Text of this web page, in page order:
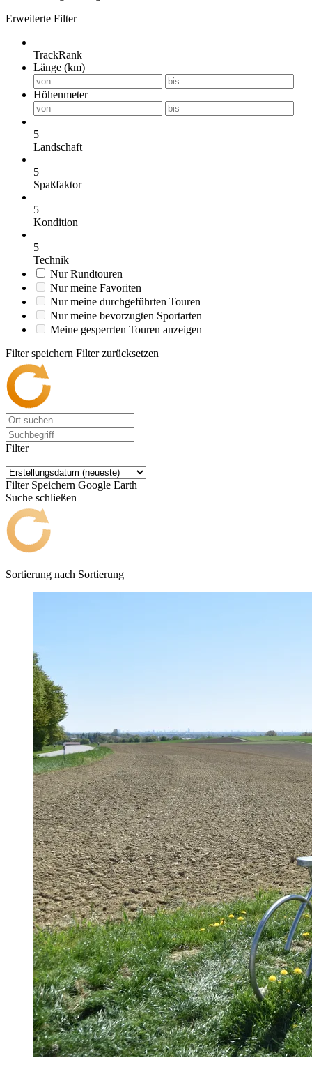
Erweiterte Filter
TrackRank
Länge (km)
Höhenmeter
5
Landschaft
5
Spaßfaktor
5
Kondition
5
Technik
Nur Rundtouren
Nur meine Favoriten
Nur meine durchgeführten Touren
Nur meine bevorzugten Sportarten
Meine gesperrten Touren anzeigen
Filter speichern Filter zurücksetzen
Filter
Filter Speichern Google Earth
Suche schließen
Sortierung nach Sortierung